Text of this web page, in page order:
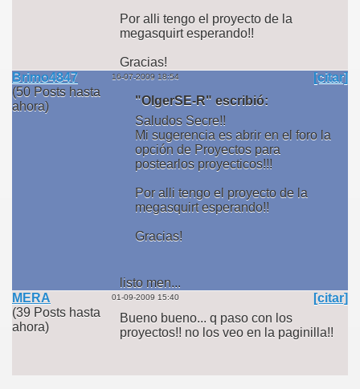
Por alli tengo el proyecto de la
megasquirt esperando!!
Gracias!
Brimo4847
(50 Posts hasta
ahora)
16-07-2009 18:54
[citar]
"OlgerSE-R" escribió:
Saludos Secre!!
Mi sugerencia es abrir en el foro la
opción de Proyectos para
postearlos proyecticos!!!
Por alli tengo el proyecto de la
megasquirt esperando!!
Gracias!
listo men...
MERA
(39 Posts hasta
ahora)
01-09-2009 15:40
[citar]
Bueno bueno... q paso con los
proyectos!! no los veo en la paginilla!!